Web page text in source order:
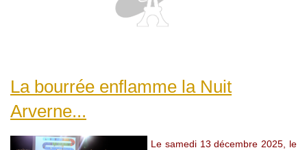
La bourrée enflamme la Nuit
Arverne...
Le samedi 13 décembre 2025, le